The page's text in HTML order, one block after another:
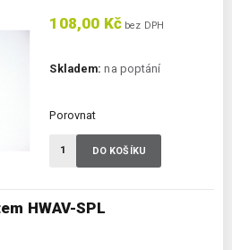
HWAV-SPL
108,00 Kč bez DPH
Skladem: na poptání
Porovnat
DO KOŠÍKU